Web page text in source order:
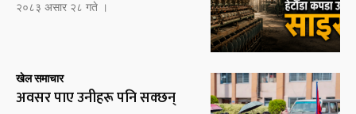
२०८३ असार २८ गते ।
खेल समाचार
अवसर पाए उनीहरू पनि सक्छन्